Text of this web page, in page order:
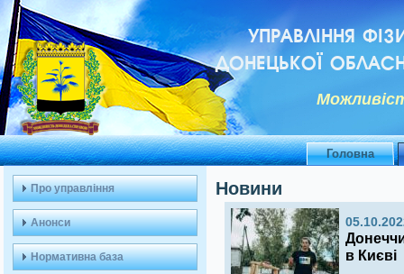
УПРАВЛІННЯ
ДОНЕЦЬКОЇ
Головна
Про управління
Анонси
Нормативна база
Новини
в Києві